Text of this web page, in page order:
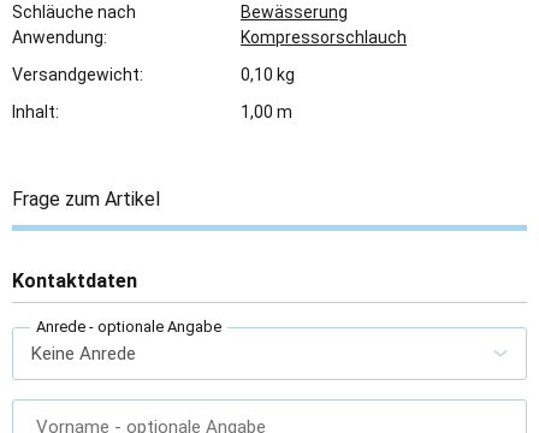
Schläuche nach
Anwendung:
Bewässerung
Kompressorschlauch
Versandgewicht:
0,10 kg
Inhalt:
1,00 m
Frage zum Artikel
Kontaktdaten
Anrede - optionale Angabe
Vorname - optionale Angabe